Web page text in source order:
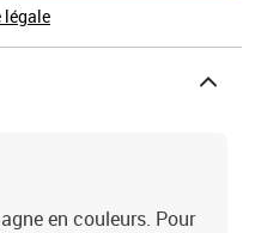
légale
en couleurs. Pour